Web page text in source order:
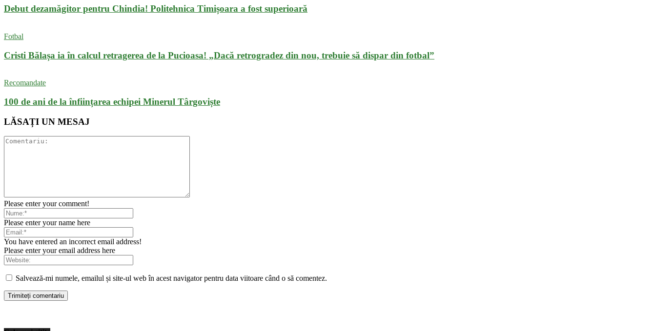
Debut dezamăgitor pentru Chindia! Politehnica Timișoara a fost superioară
Fotbal
Cristi Bălașa ia în calcul retragerea de la Pucioasa! „Dacă retrogradez din nou, trebuie să dispar din fotbal”
Recomandate
100 de ani de la înființarea echipei Minerul Târgoviște
LĂSAȚI UN MESAJ
Please enter your comment!
Please enter your name here
You have entered an incorrect email address!
Please enter your email address here
Salvează-mi numele, emailul și site-ul web în acest navigator pentru data viitoare când o să comentez.